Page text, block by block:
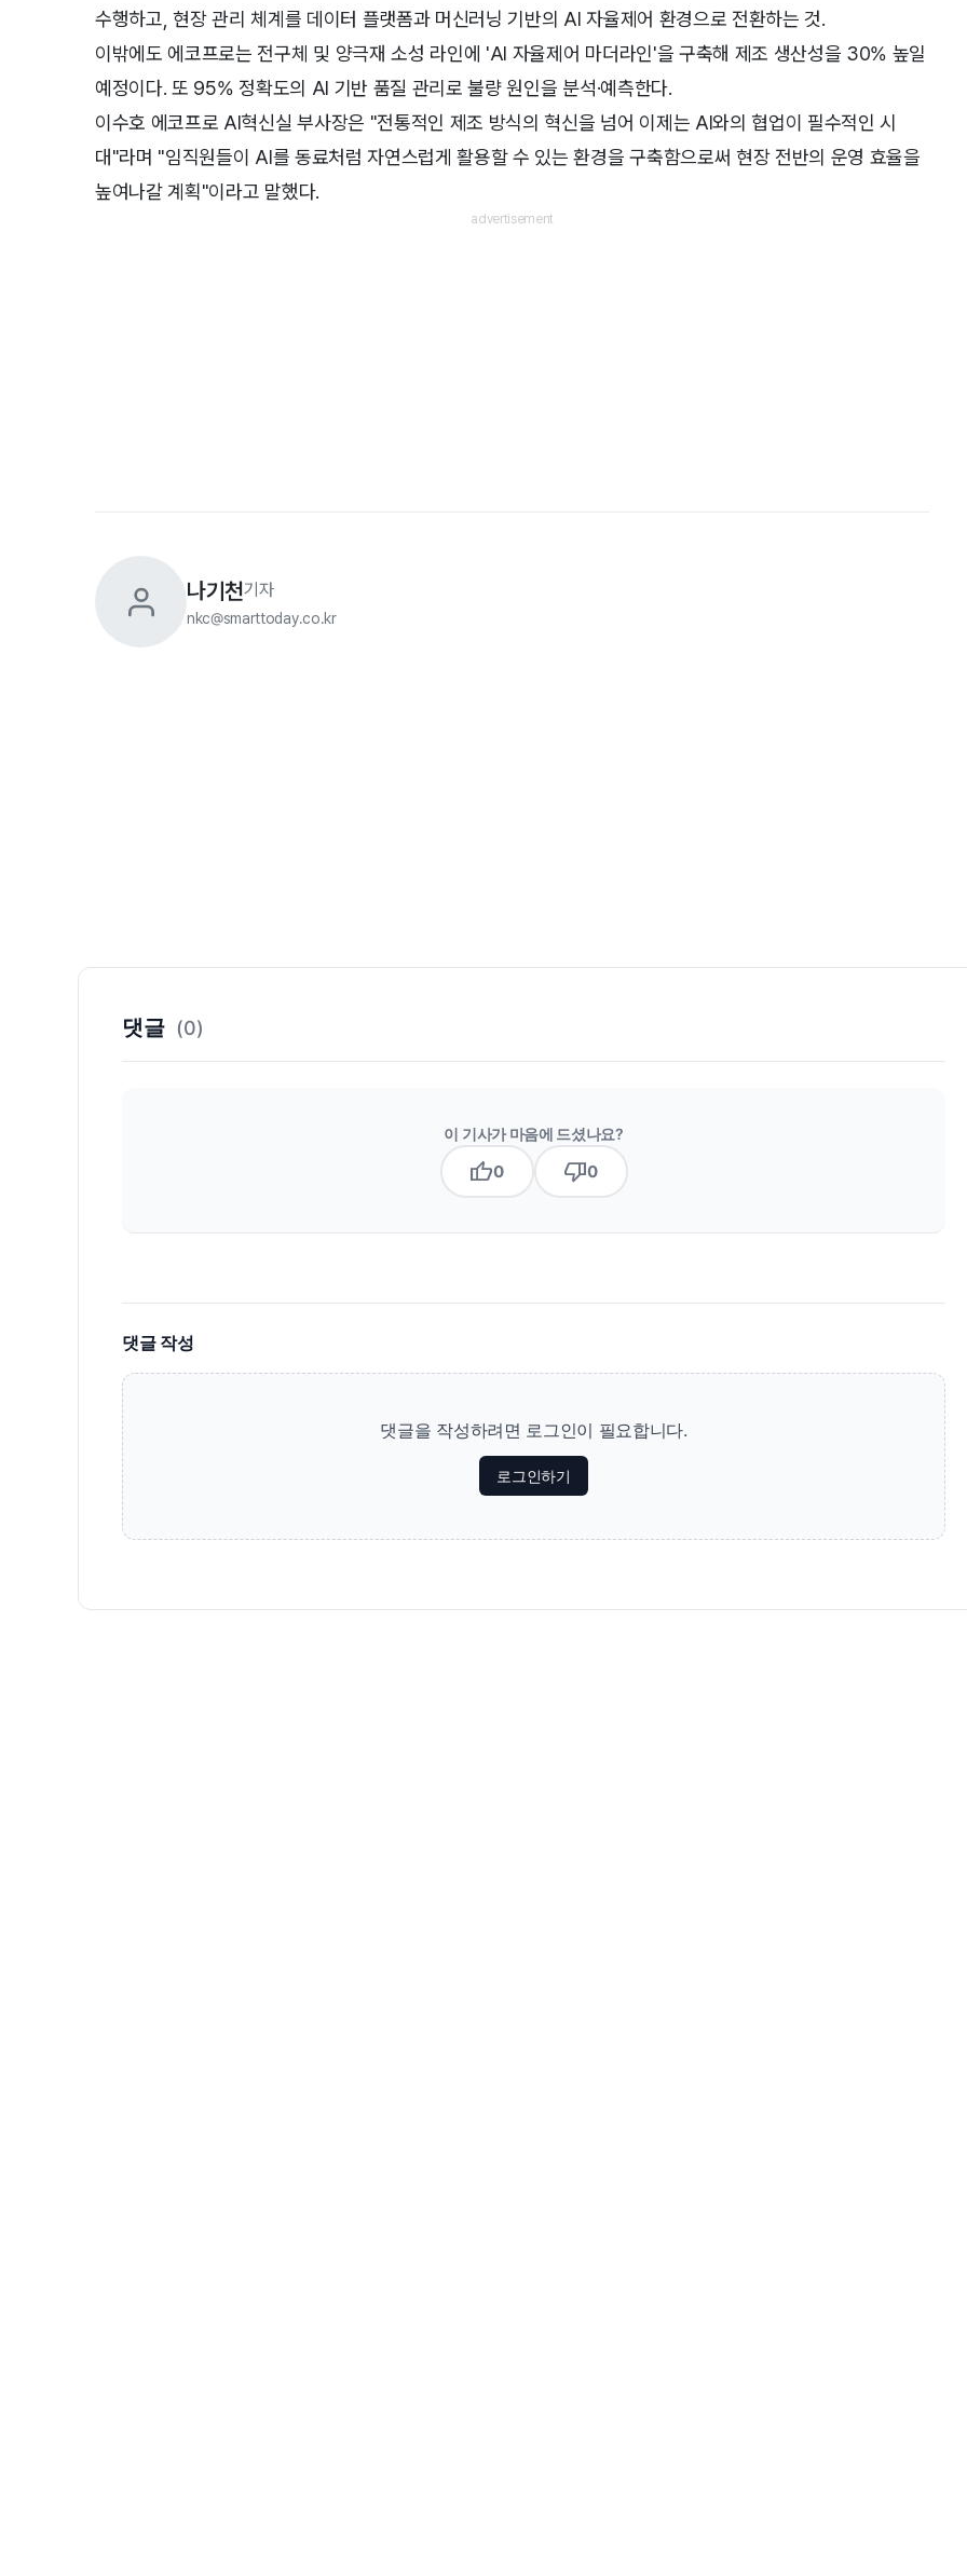
수행하고, 현장 관리 체계를 데이터 플랫폼과 머신러닝 기반의 AI 자율제어 환경으로 전환하는 것.
이밖에도 에코프로는 전구체 및 양극재 소성 라인에 'AI 자율제어 마더라인'을 구축해 제조 생산성을 30% 높일
예정이다. 또 95% 정확도의 AI 기반 품질 관리로 불량 원인을 분석·예측한다.
이수호 에코프로 AI혁신실 부사장은 "전통적인 제조 방식의 혁신을 넘어 이제는 AI와의 협업이 필수적인 시
대"라며 "임직원들이 AI를 동료처럼 자연스럽게 활용할 수 있는 환경을 구축함으로써 현장 전반의 운영 효율을
높여나갈 계획"이라고 말했다.
나기천기자
nkc@smarttoday.co.kr
댓글 (0)
이 기사가 마음에 드셨나요?
thumb_up0 thumb_down0
댓글 작성
댓글을 작성하려면 로그인이 필요합니다.
로그인하기